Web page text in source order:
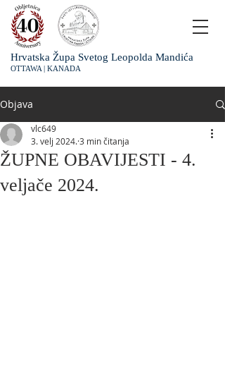
Hrvatska Župa Svetog Leopolda Mandića
OTTAWA | KANADA
Objava
ŽUPNE OBAVIJESTI - 4.
veljače 2024.
vlc649
3. velj 2024.3 min čitanja